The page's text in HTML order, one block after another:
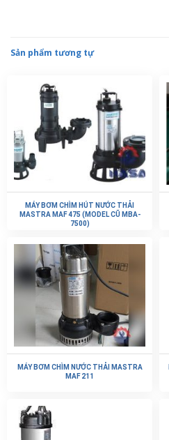
Sản phẩm tương tự
MÁY BƠM CHÌM HÚT NƯỚC THẢI
MASTRA MAF 475 (MODEL CŨ MBA-
7500)
MÁY BƠM CHÌM NƯỚC THẢI MASTRA
MAF 211